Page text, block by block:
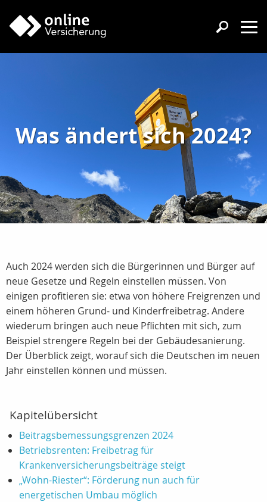
Was ändert sich 2024?
Auch 2024 werden sich die Bürgerinnen und Bürger auf
neue Gesetze und Regeln einstellen müssen. Von
einigen profitieren sie: etwa von höhere Freigrenzen und
einem höheren Grund- und Kinderfreibetrag. Andere
wiederum bringen auch neue Pflichten mit sich, zum
Beispiel strengere Regeln bei der Gebäudesanierung.
Der Überblick zeigt, worauf sich die Deutschen im neuen
Jahr einstellen können und müssen.
Kapitelübersicht
Beitragsbemessungsgrenzen 2024
Betriebsrenten: Freibetrag für
Krankenversicherungsbeiträge steigt
„Wohn-Riester“: Förderung nun auch für
energetischen Umbau möglich